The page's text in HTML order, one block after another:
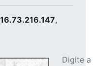
,
Digite